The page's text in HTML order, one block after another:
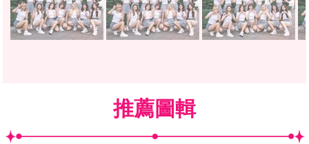
推薦圖輯